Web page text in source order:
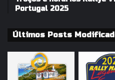
Portugal 2025
Últimos Posts